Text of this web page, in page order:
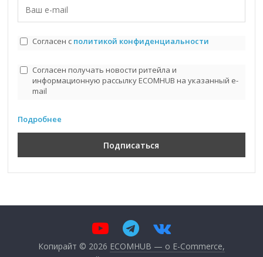
Согласен с политикой конфиденциальности
Согласен получать новости ритейла и
информационную рассылку ECOMHUB на указанный e-
mail
Подробнее
Копирайт © 2026 ECOMHUB — о E-Commerce,